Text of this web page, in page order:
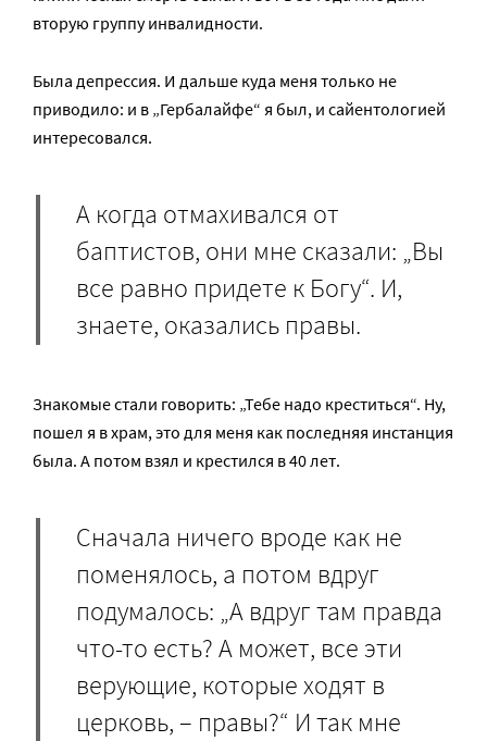
вторую группу инвалидности.
Была депрессия. И дальше куда меня только не
приводило: и в „Гербалайфе“ я был, и сайентологией
интересовался.
А когда отмахивался от
баптистов, они мне сказали: „Вы
все равно придете к Богу“. И,
знаете, оказались правы.
Знакомые стали говорить: „Тебе надо креститься“. Ну,
пошел я в храм, это для меня как последняя инстанция
была. А потом взял и крестился в 40 лет.
Сначала ничего вроде как не
поменялось, а потом вдруг
подумалось: „А вдруг там правда
что-то есть? А может, все эти
верующие, которые ходят в
церковь, – правы?“ И так мне